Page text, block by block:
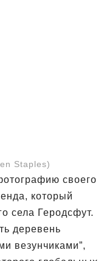
Staples)
своего
который
села Геродсфут.
деревень
везунчиками”,